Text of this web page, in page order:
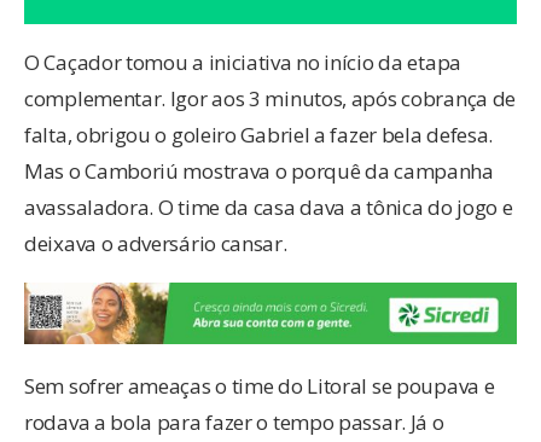
O Caçador tomou a iniciativa no início da etapa
complementar. Igor aos 3 minutos, após cobrança de
falta, obrigou o goleiro Gabriel a fazer bela defesa.
Mas o Camboriú mostrava o porquê da campanha
avassaladora. O time da casa dava a tônica do jogo e
deixava o adversário cansar.
Sem sofrer ameaças o time do Litoral se poupava e
rodava a bola para fazer o tempo passar. Já o